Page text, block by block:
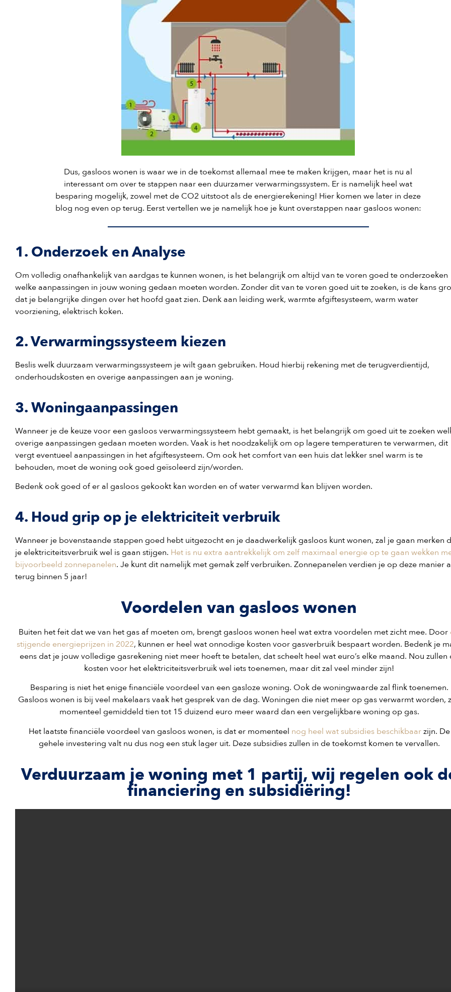
Dus, gasloos wonen is waar we in de toekomst allemaal mee te maken krijgen, maar het is nu al
interessant om over te stappen naar een duurzamer verwarmingssystem. Er is namelijk heel wat
besparing mogelijk, zowel met de CO2 uitstoot als de energierekening! Hier komen we later in deze
blog nog even op terug. Eerst vertellen we je namelijk hoe je kunt overstappen naar gasloos wonen:
1. Onderzoek en Analyse
Om volledig onafhankelijk van aardgas te kunnen wonen, is het belangrijk om altijd van te voren goed te onderzoeken
welke aanpassingen in jouw woning gedaan moeten worden. Zonder dit van te voren goed uit te zoeken, is de kans
dat je belangrijke dingen over het hoofd gaat zien. Denk aan leiding werk, warmte afgiftesysteem, warm water
voorziening, elektrisch koken.
2. Verwarmingssysteem kiezen
Beslis welk duurzaam verwarmingssysteem je wilt gaan gebruiken. Houd hierbij rekening met de terugverdientijd,
onderhoudskosten en overige aanpassingen aan je woning.
3. Woningaanpassingen
Wanneer je de keuze voor een gasloos verwarmingssysteem hebt gemaakt, is het belangrijk om goed uit te zoeken
overige aanpassingen gedaan moeten worden. Vaak is het noodzakelijk om op lagere temperaturen te verwarmen, dit
vergt eventueel aanpassingen in het afgiftesysteem. Om ook het comfort van een huis dat lekker snel warm is te
behouden, moet de woning ook goed geïsoleerd zijn/worden.
Bedenk ook goed of er al gasloos gekookt kan worden en of water verwarmd kan blijven worden.
4. Houd grip op je elektriciteit verbruik
Wanneer je bovenstaande stappen goed hebt uitgezocht en je daadwerkelijk gasloos kunt wonen, zal je gaan merken
je elektriciteitsverbruik wel is gaan stijgen. Het is nu extra aantrekkelijk om zelf maximaal energie op te gaan wekken
bijvoorbeeld zonnepanelen. Je kunt dit namelijk met gemak zelf verbruiken. Zonnepanelen verdien je op deze manier
terug binnen 5 jaar!
Voordelen van gasloos wonen
Buiten het feit dat we van het gas af moeten om, brengt gasloos wonen heel wat extra voordelen met zicht mee. Door
stijgende energieprijzen in 2022, kunnen er heel wat onnodige kosten voor gasverbruik bespaart worden. Bedenk je
eens dat je jouw volledige gasrekening niet meer hoeft te betalen, dat scheelt heel wat euro’s elke maand. Nou zullen
kosten voor het elektriciteitsverbruik wel iets toenemen, maar dit zal veel minder zijn!
Besparing is niet het enige financiële voordeel van een gasloze woning. Ook de woningwaarde zal flink toenemen.
Gasloos wonen is bij veel makelaars vaak het gesprek van de dag. Woningen die niet meer op gas verwarmt worden,
momenteel gemiddeld tien tot 15 duizend euro meer waard dan een vergelijkbare woning op gas.
Het laatste financiële voordeel van gasloos wonen, is dat er momenteel nog heel wat subsidies beschikbaarzijn. De
gehele investering valt nu dus nog een stuk lager uit. Deze subsidies zullen in de toekomst komen te vervallen.
Verduurzaam je woning met 1 partij, wij regelen ook
financiering en subsidiëring!